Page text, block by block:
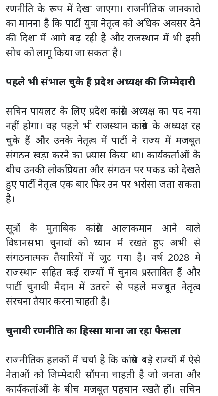
रणनीति के रूप में देखा जाएगा। राजनीतिक जानकारों
का मानना है कि पार्टी युवा नेतृत्व को अधिक अवसर देने
की दिशा में आगे बढ़ रही है और राजस्थान में भी इसी
सोच को लागू किया जा सकता है।
पहले भी संभाल चुके हैं प्रदेश अध्यक्ष की जिम्मेदारी
सचिन पायलट के लिए प्रदेश कांग्रेस अध्यक्ष का पद नया
नहीं होगा। वह पहले भी राजस्थान कांग्रेस के अध्यक्ष रह
चुके हैं और उनके नेतृत्व में पार्टी ने राज्य में मजबूत
संगठन खड़ा करने का प्रयास किया था। कार्यकर्ताओं के
बीच उनकी लोकप्रियता और संगठन पर पकड़ को देखते
हुए पार्टी नेतृत्व एक बार फिर उन पर भरोसा जता सकता
है।
सूत्रों के मुताबिक कांग्रेस आलाकमान आने वाले
विधानसभा चुनावों को ध्यान में रखते हुए अभी से
संगठनात्मक तैयारियों में जुट गया है। वर्ष 2028 में
राजस्थान सहित कई राज्यों में चुनाव प्रस्तावित हैं और
पार्टी चुनावी मैदान में उतरने से पहले मजबूत नेतृत्व
संरचना तैयार करना चाहती है।
चुनावी रणनीति का हिस्सा माना जा रहा फैसला
राजनीतिक हलकों में चर्चा है कि कांग्रेस बड़े राज्यों में ऐसे
नेताओं को जिम्मेदारी सौंपना चाहती है जो जनता और
कार्यकर्ताओं के बीच मजबूत पहचान रखते हों। सचिन